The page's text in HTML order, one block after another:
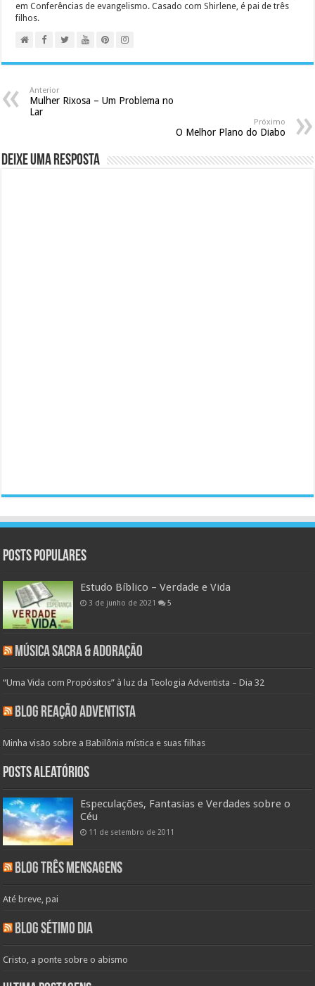
em Conferências de evangelismo. Casado com Shirlene, é pai de três
filhos.
Anterior
Mulher Rixosa – Um Problema no
Lar
Próximo
O Melhor Plano do Diabo
Deixe uma resposta
Posts populares
Estudo Bíblico – Verdade e Vida
3 de junho de 2021 5
Música Sacra & Adoração
“Uma Vida com Propósitos” à luz da Teologia Adventista – Dia 32
Blog Reação Adventista
Minha visão sobre a Babilônia mística e suas filhas
Posts aleatórios
Especulações, Fantasias e Verdades sobre o
Céu
11 de setembro de 2011
Blog Três Mensagens
Até breve, pai
Blog Sétimo Dia
Cristo, a ponte sobre o abismo